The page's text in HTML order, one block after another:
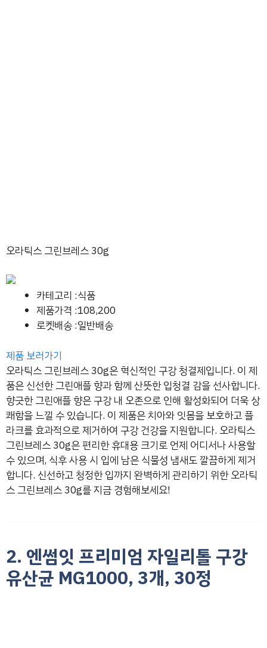
오라틱스 그린브레스 30g
카테고리 :식품
제품가격 :108,200
로켓배송 :일반배송
제품 보러가기
오라틱스 그린브레스 30g은 혁신적인 구강 청결제입니다. 이 제
품은 신선한 그린애플 향과 함께 산뜻한 입청결 감을 선사합니다.
향긋한 그린애플 향은 구강 내 오존으로 인해 활성화되어 더욱 상
쾌함을 느낄 수 있습니다. 이 제품은 치아와 잇몸을 보호하고 플
라크를 효과적으로 제거하여 구강 건강을 지원합니다. 오라틱스
그린브레스 30g은 편리한 휴대용 크기로 언제 어디서나 사용할
수 있으며, 식후 사용 시 입에 남은 식물성 냄새도 깔끔하게 제거
합니다. 신선하고 청정한 입까지 완벽하게 관리하기 위한 오라틱
스 그린브레스 30g를 지금 경험해보세요!
2. 엔썸잇 프리미엄 자일리톨 구강
유산균 MG1000, 3개, 30정